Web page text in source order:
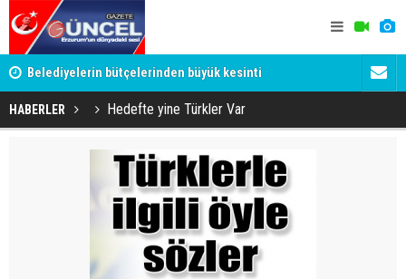
Belediyelerin bütçelerinden büyük kesinti
HABERLER Hedefte yine Türkler Var